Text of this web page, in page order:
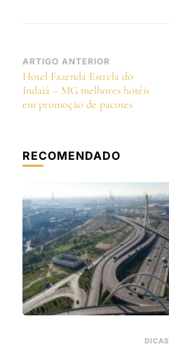
Navegação
de
post
ARTIGO ANTERIOR
Hotel Fazenda Estrela do
Indaiá – MG melhores hotéis
em promoção de pacotes
RECOMENDADO
DICAS